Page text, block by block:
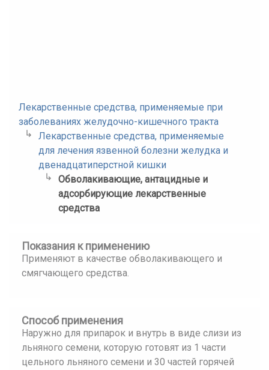
Лекарственные средства, применяемые при
заболеваниях желудочно-кишечного тракта
Лекарственные средства, применяемые
для лечения язвенной болезни желудка и
двенадцатиперстной кишки
Обволакивающие, антацидные и
адсорбирующие лекарственные
средства
Показания к применению
Применяют в качестве обволакивающего и
смягчающего средства.
Способ применения
Наружно для припарок и внутрь в виде слизи из
льняного семени, которую готовят из 1 части
цельного льняного семени и 30 частей горячей